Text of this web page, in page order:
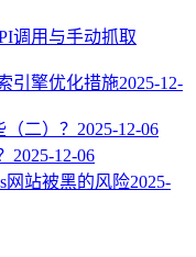
调用与手动抓取
引擎优化措施2025-12-
二）？ 2025-12-06
2025-12-06
网站被黑的风险2025-